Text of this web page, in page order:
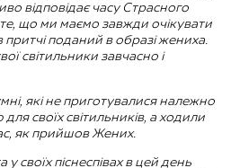
відповідає часу Страсного
що ми маємо завжди очікувати
притчі поданий в образі жениха.
світильники завчасно і
які не приготувалися належно
своїх світильників, а ходили
як прийшов Жених.
своїх піснеспівах в цей день